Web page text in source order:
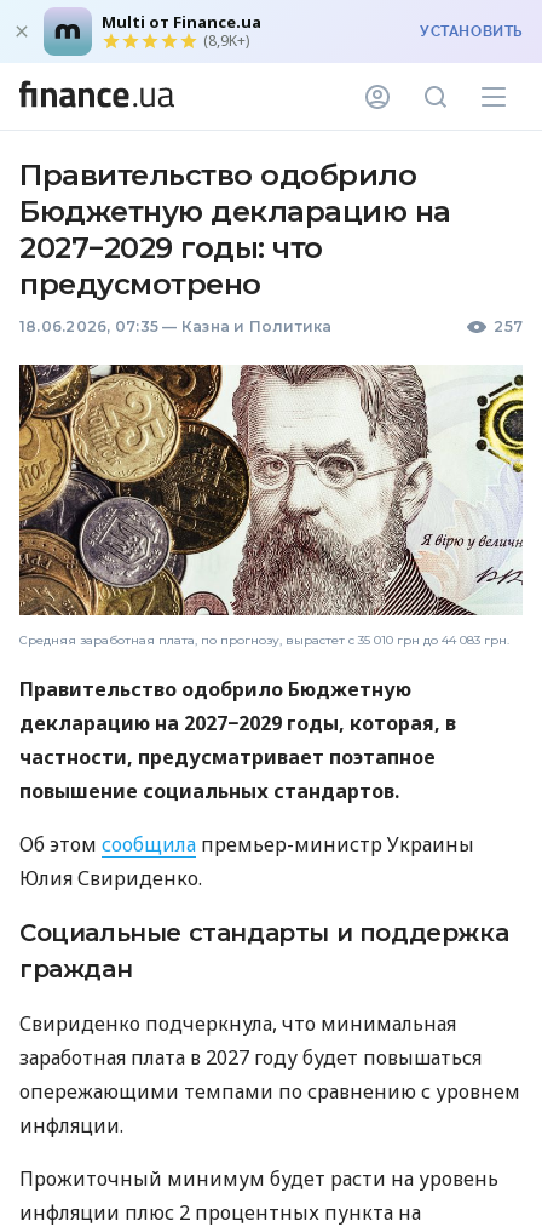
Multi от Finance.ua
(8,9K+) УСТАНОВИТЬ
Правительство одобрило
Бюджетную декларацию на
2027−2029 годы: что
предусмотрено
18.06.2026, 07:35 — Казна и Политика 257
Средняя заработная плата, по прогнозу, вырастет с 35 010 грн до 44 083 грн.
Правительство одобрило Бюджетную
декларацию на 2027−2029 годы, которая, в
частности, предусматривает поэтапное
повышение социальных стандартов.
Об этом сообщила премьер-министр Украины
Юлия Свириденко.
Социальные стандарты и поддержка
граждан
Свириденко подчеркнула, что минимальная
заработная плата в 2027 году будет повышаться
опережающими темпами по сравнению с уровнем
инфляции.
Прожиточный минимум будет расти на уровень
инфляции плюс 2 процентных пункта на